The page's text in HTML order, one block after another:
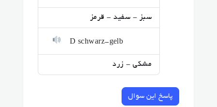
سبز - سفید - قرمز
D schwarz-gelb
مشکی - زرد
پاسخ این سوال